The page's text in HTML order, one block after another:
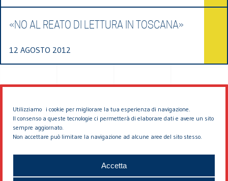
Utilizziamo i cookie per migliorare la tua esperienza di navigazione.
Il consenso a queste tecnologie ci permetterà di elaborare dati e avere un sito
sempre aggiornato.
Non accettare può limitare la navigazione ad alcune aree del sito stesso.
Accetta
«NO AL REATO DI LETTURA IN TOSCANA»
12 AGOSTO 2012
© 2026 EDDYBURG